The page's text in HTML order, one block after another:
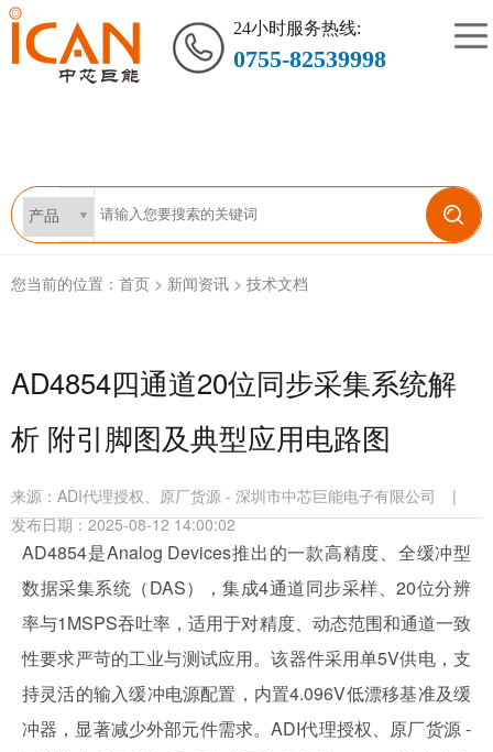
24小时服务热线:
0755-82539998
您当前的位置： 首页 > 新闻资讯 > 技术文档
AD4854四通道20位同步采集系统解
析 附引脚图及典型应用电路图
来源： ADI代理授权、原厂货源 - 深圳市中芯巨能电子有限公司
|
发布日期：2025-08-12 14:00:02
AD4854是Analog Devices推出的一款高精度、全缓冲型
数据采集系统（DAS），集成4通道同步采样、20位分辨
率与1MSPS吞吐率，适用于对精度、动态范围和通道一致
性要求严苛的工业与测试应用。该器件采用单5V供电，支
持灵活的输入缓冲电源配置，内置4.096V低漂移基准及缓
冲器，显著减少外部元件需求。ADI代理授权、原厂货源 -